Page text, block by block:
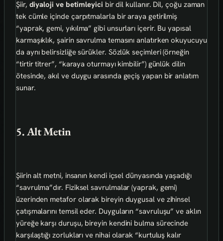
Şiir, diyaloji ve betimleyici bir dil kullanır. Dil, çoğu zaman
tek cümle içinde çarpıtmalarla bir araya getirilmiş
“yaprak, gemi, yıkılma” gibi unsurları içerir. Bu yapısal
karmaşıklık, şairin savrulma temasını anlatırken okuyucuyu
da aynı belirsizliğe sürükler. Sözlük seçimleri (örneğin
“tirtir titrer”, “karaya oturmayı kimbilir”) günlük dilin
ötesinde, akıl ve duygu arasında geçiş yapan bir anlatım
sunar.
5. Alt Metin
Şiirin alt metni, insanın kendi içsel dünyasında yaşadığı
“savrulma”dır. Fiziksel savrulmalar (yaprak, gemi)
üzerinden metafor olarak bireyin duygusal ve zihinsel
çatışmalarını temsil eder. Duyguların “savruluşu” ve aklın
yüreğe karşı duruşu, bireyin kendini bulma sürecinde
karşılaştığı zorlukları ve nihai olarak “kurtuluş kalır